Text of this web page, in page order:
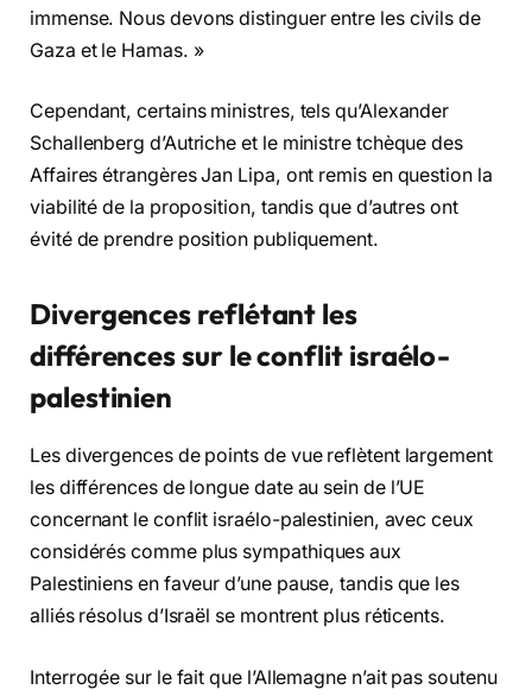
immense. Nous devons distinguer entre les civils de
Gaza et le Hamas. »
Cependant, certains ministres, tels qu’Alexander
Schallenberg d’Autriche et le ministre tchèque des
Affaires étrangères Jan Lipa, ont remis en question la
viabilité de la proposition, tandis que d’autres ont
évité de prendre position publiquement.
Divergences reflétant les
différences sur le conflit israélo-
palestinien
Les divergences de points de vue reflètent largement
les différences de longue date au sein de l’UE
concernant le conflit israélo-palestinien, avec ceux
considérés comme plus sympathiques aux
Palestiniens en faveur d’une pause, tandis que les
alliés résolus d’Israël se montrent plus réticents.
Interrogée sur le fait que l’Allemagne n’ait pas soutenu